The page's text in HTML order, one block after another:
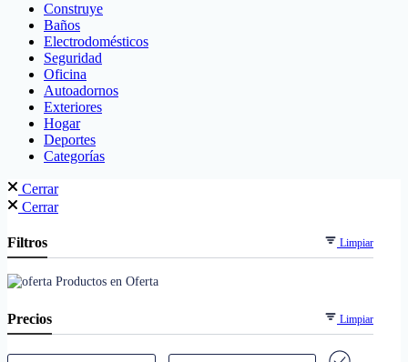
Construye
Baños
Electrodomésticos
Seguridad
Oficina
Autoadornos
Exteriores
Hogar
Deportes
Categorías
Cerrar
Cerrar
Filtros Limpiar
Productos en Oferta
Precios Limpiar